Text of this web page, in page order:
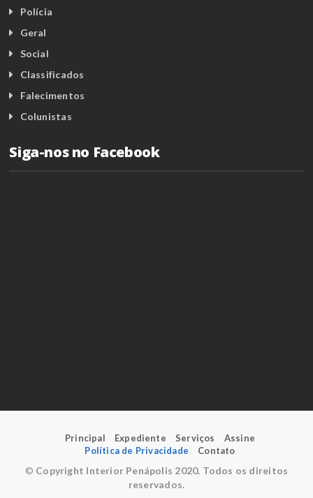
Polícia
Geral
Social
Classificados
Falecimentos
Colunistas
Siga-nos no Facebook
Principal Expediente Serviços
Assine
Política de Privacidade
Contato
© Copyright Interior Penápolis 2020. Todos os direitos
reservados.